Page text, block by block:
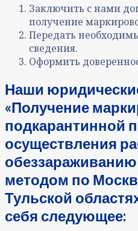
Заключить с нами
получение
Передать
сведения.
Оформить
Наши
«Получение
подкарантинной
осуществления
методом по
Тульской
себя следующее: